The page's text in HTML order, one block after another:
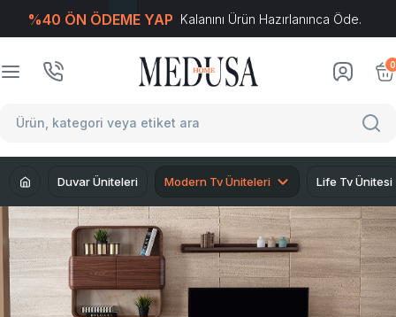
%40 ÖN ÖDEME YAP Kalanını Ürün Hazırlanınca Öde.
0
Duvar Üniteleri Modern Tv Üniteleri Life Tv Ünitesi
T-Soft E-Ticaret Sistemleriyle Hazırlanmıştır.